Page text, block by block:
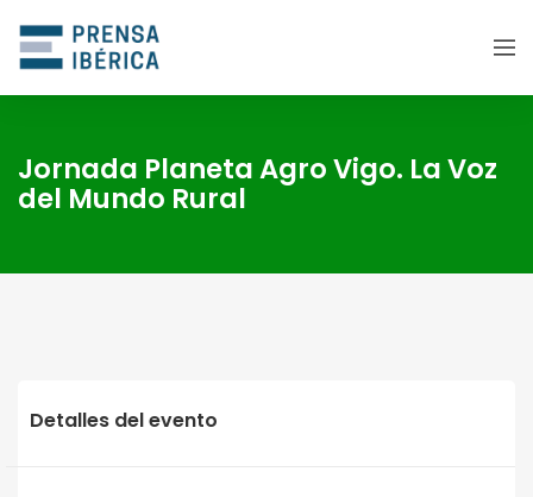
Jornada Planeta Agro Vigo. La Voz
del Mundo Rural
Detalles del evento